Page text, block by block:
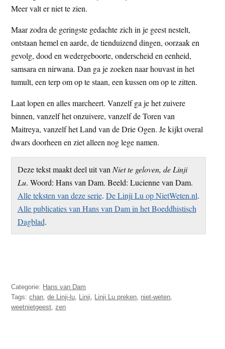
Meer valt er niet te zien.
Maar zodra de geringste gedachte zich in je geest nestelt,
ontstaan hemel en aarde, de tienduizend dingen, oorzaak en
gevolg, dood en wedergeboorte, onderscheid en eenheid,
samsara en nirwana. Dan ga je zoeken naar houvast in het
tumult, een terp om op te staan, een kussen om op te zitten.
Laat lopen en alles marcheert. Vanzelf ga je het zuivere
binnen, vanzelf het onzuivere, vanzelf de Toren van
Maitreya, vanzelf het Land van de Drie Ogen. Je kijkt overal
dwars doorheen en ziet alleen nog lege namen.
Deze tekst maakt deel uit van Niet te geloven, de Linji
Lu. Woord: Hans van Dam. Beeld: Lucienne van Dam.
Alle teksten van deze serie. De Linji Lu op NietWeten.nl.
Alle publicaties van Hans van Dam in het Boeddhistisch
Dagblad.
Categorie: Hans van Dam
Tags:chan,de Linji-lu, Linji, Linji Lu preken, niet-weten,
weetnietgeest,zen